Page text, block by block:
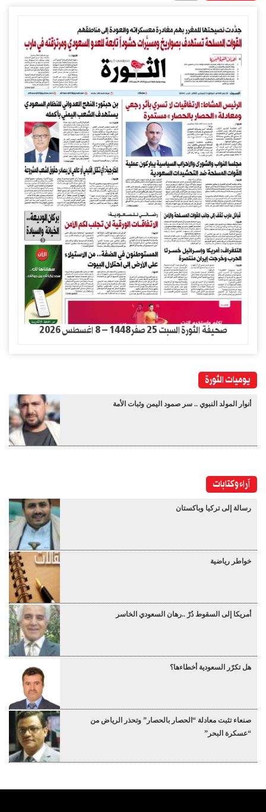
صحيفة الثورة السبت 25 صفر1448 – 8 اغسطس 2026
يوميات الثورة
أنوار المولد النبوي .. سر صمود اليمن وثبات الأمة
آراء وكتابات
رسالة إلى تركيا وباكستان
خواطر رياضية
أمريكا إلى السقوط دُرْ ..رهان السعودي الخاسر
هل تكرّر السعودية أخطاءها؟
صنعاء تثبت معادلة “الحصار بالحصار” وتحذر الرياض من
“عسكرة البحر”